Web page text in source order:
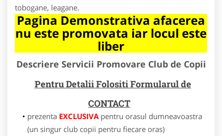
tobogane, leagane.
Pagina Demonstrativa afacerea
nu este promovata iar locul este
liber
Descriere Servicii Promovare Club de Copii
Pentru Detalii Folositi Formularul de
CONTACT
prezenta EXCLUSIVApentru orasul dumneavoastra
(un singur club copii pentru fiecare oras)